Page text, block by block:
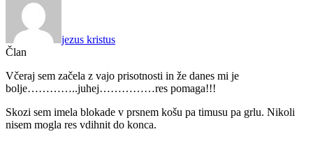
jezus kristus
Član
Včeraj sem začela z vajo prisotnosti in že danes mi je
bolje…………..juhej……………res pomaga!!!
Skozi sem imela blokade v prsnem košu pa timusu pa grlu. Nikoli
nisem mogla res vdihnit do konca.